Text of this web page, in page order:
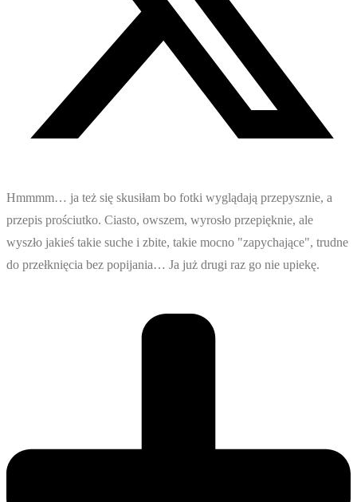
Hmmmm… ja też się skusiłam bo fotki wyglądają przepysznie, a
przepis prościutko. Ciasto, owszem, wyrosło przepięknie, ale
wyszło jakieś takie suche i zbite, takie mocno "zapychające", trudne
do przełknięcia bez popijania… Ja już drugi raz go nie upiekę.